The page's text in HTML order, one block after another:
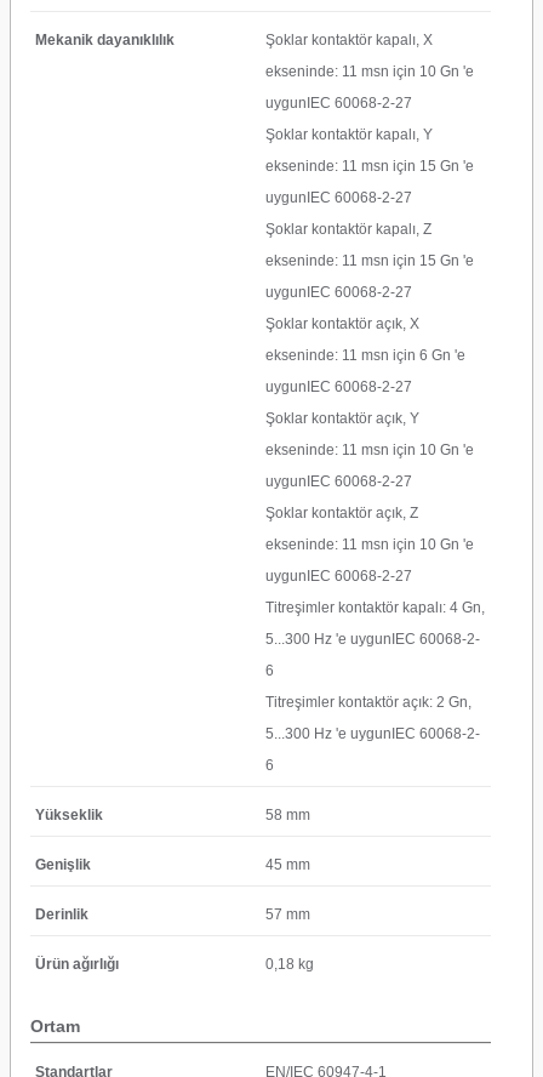
Mekanik dayanıklılık
Şoklar kontaktör kapalı, X
ekseninde: 11 msn için 10 Gn 'e
uygunIEC 60068-2-27
Şoklar kontaktör kapalı, Y
ekseninde: 11 msn için 15 Gn 'e
uygunIEC 60068-2-27
Şoklar kontaktör kapalı, Z
ekseninde: 11 msn için 15 Gn 'e
uygunIEC 60068-2-27
Şoklar kontaktör açık, X
ekseninde: 11 msn için 6 Gn 'e
uygunIEC 60068-2-27
Şoklar kontaktör açık, Y
ekseninde: 11 msn için 10 Gn 'e
uygunIEC 60068-2-27
Şoklar kontaktör açık, Z
ekseninde: 11 msn için 10 Gn 'e
uygunIEC 60068-2-27
Titreşimler kontaktör kapalı: 4 Gn,
5...300 Hz 'e uygunIEC 60068-2-
6
Titreşimler kontaktör açık: 2 Gn,
5...300 Hz 'e uygunIEC 60068-2-
6
Yükseklik 58 mm
Genişlik 45 mm
Derinlik 57 mm
Ürün ağırlığı 0,18 kg
Ortam
Standartlar EN/IEC 60947-4-1